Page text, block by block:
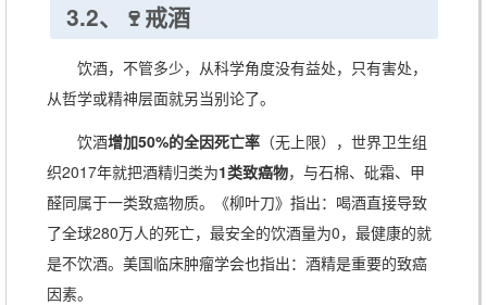
3.2、🍷戒酒
饮酒，不管多少，从科学角度没有益处，只有害处，
从哲学或精神层面就另当别论了。
饮酒增加50%的全因死亡率 （无上限），世界卫生组
织2017年就把酒精归类为1类致癌物，与石棉、砒霜、甲
醛同属于一类致癌物质。《柳叶刀》指出：喝酒直接导致
了全球280万人的死亡，最安全的饮酒量为0，最健康的就
是不饮酒。美国临床肿瘤学会也指出：酒精是重要的致癌
因素。